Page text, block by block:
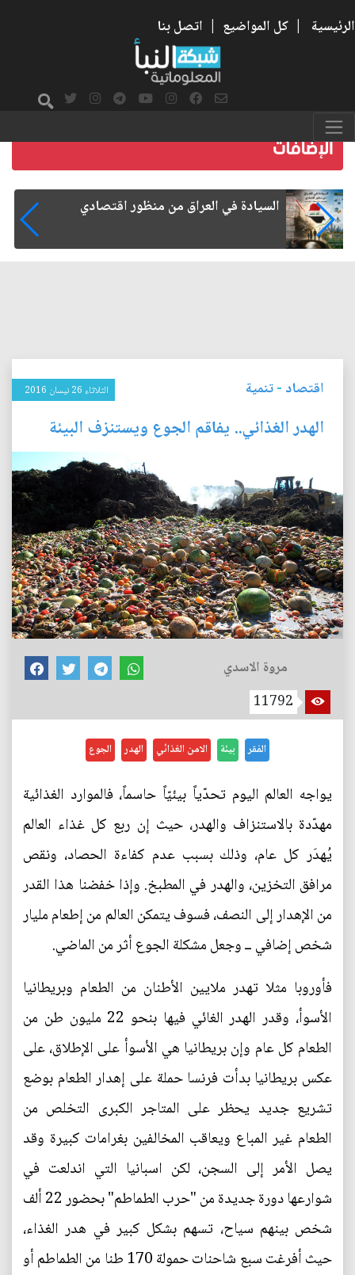
الرئيسية | كل المواضيع | اتصل بنا
ما بعد الأربعين.. كيف اتسعت الزيارة من هويتها
اقتصاد -تنمية الثلاثاء 26 نيسان 2016
الهدر الغذائي.. يفاقم الجوع ويستنزف البيئة
مروة الاسدي
11792
الفقر بيئة الامن الغذائي الهدر الجوع
يواجه العالم اليوم تحدّياً بيئيّاً حاسماً، فالموارد الغذائية
مهدّدة بالاستنزاف والهدر، حيث إن ربع كل غذاء العالم
يُهدَر كل عام، وذلك بسبب عدم كفاءة الحصاد، ونقص
مرافق التخزين، والهدر في المطبخ. وإذا خفضنا هذا القدر
من الإهدار إلى النصف، فسوف يتمكن العالم من إطعام مليار
شخص إضافي ــ وجعل مشكلة الجوع أثر من الماضي.
فأوروبا مثلا تهدر ملايين الأطنان من الطعام وبريطانيا
الأسوأ، وقدر الهدر الغائي فيها بنحو 22 مليون طن من
الطعام كل عام وإن بريطانيا هي الأسوأ على الإطلاق، على
عكس بريطانيا بدأت فرنسا حملة على إهدار الطعام بوضع
تشريع جديد يحظر على المتاجر الكبرى التخلص من
الطعام غير المباع ويعاقب المخالفين بغرامات كبيرة وقد
يصل الأمر إلى السجن، لكن اسبانيا التي اندلعت في
شوارعها دورة جديدة من "حرب الطماطم" بحضور 22 ألف
شخص بينهم سياح، تسهم بشكل كبير في هدر الغذاء،
حيث أفرغت سبع شاحنات حمولة 170 طنا من الطماطم أو